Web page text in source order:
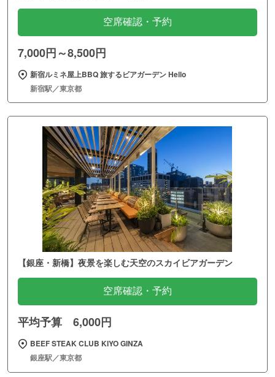
空席確認・予約
7,000円～8,500円
新宿ルミネ屋上BBQ 旅するビアガーデン Hello
新宿駅／東京都
【銀座・新橋】夜景を楽しむ天空のスカイビアガーデン
空席確認・予約
平均予算 6,000円
BEEF STEAK CLUB KIYO GINZA
銀座駅／東京都